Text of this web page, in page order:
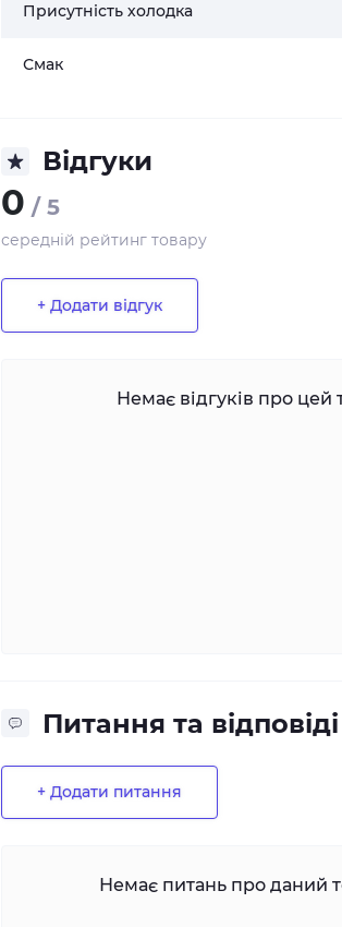
Присутність холодка
Смак
Відгуки
0 / 5
середній рейтинг товару
+ Додати відгук
Немає відгуків про цей
Питання та відповіді
+ Додати питання
Немає питань про даний